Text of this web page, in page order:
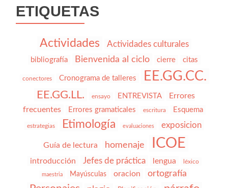
ETIQUETAS
Actividades Actividades culturales
bibliografía Bienvenida al ciclo cierre citas
conectores Cronograma de talleres EE.GG.CC.
EE.GG.LL. ensayo ENTREVISTA
Errores
frecuentes
Errores gramaticales escritura Esquema
estrategias Etimología evaluaciones exposicion
Guía de lectura homenaje ICOE
introducción Jefes de práctica lengua léxico
maestria Mayúsculas oracion ortografía